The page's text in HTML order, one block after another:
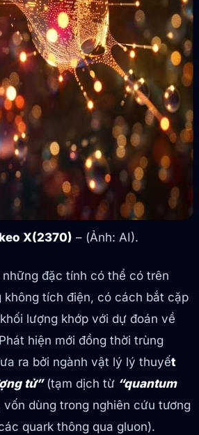
X(2370) – (Ảnh: AI).
những đặc tính có thể có trên
không tích điện, có cách bắt cặp
lượng khớp với dự đoán về
hiện mới đồng thời trùng
ra bởi ngành vật lý lý thuyết
tử”(tạm dịch từ “quantum
vốn dùng trong nghiên cứu tương
quark thông qua gluon).